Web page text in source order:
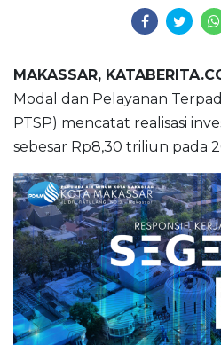
MAKASSAR,
Modal dan Pelayanan
PTSP) mencatat realisasi
sebesar Rp8,30 triliun pada